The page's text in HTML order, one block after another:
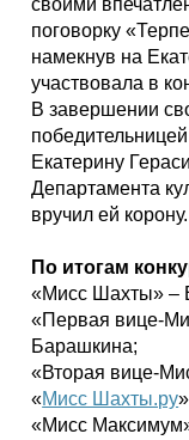
своими
поговорку
намекнув на
участвовала в
В завершении
Екатерину
Департамента
вручил ей корону.
По итогам
«Мисс Шахты» –
«Первая вице-
Барашкина;
«Вторая вице-
«Мисс Шахты.ру
«Мисс